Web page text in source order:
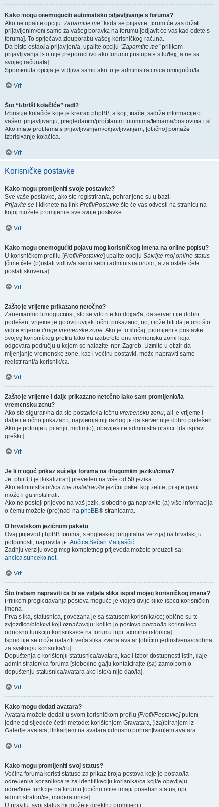
Kako mogu onemogućiti automatsko odjavljivanje s foruma?
Ako ne upalite opciju “Zapamtite me”kada se prijavite, forum će vas držati
prijavljenim/om samo za vašeg boravka na forumu [odjavit će vas kad odete s
foruma]. To sprječava zlouporabu vašeg korisničkog računa.
Da biste ostao/la prijavljen/a, upalite opciju “Zapamtite me”prilikom
prijavljivanja [što nije preporučljivo ako forumu pristupate s tuđeg, a ne sa
svojeg računala].
Spomenuta opcija je vidljiva samo ako ju je administrator/ica omogućio/la.
Vrh
Što “Izbriši kolačiće” radi?
Izbrisuje kolačiće koje je kreirao phpBB, a koji, inače, sadrže informacije o
vašem prijavljivanju, pregledanim/pročitanim forumima/temama/postovima i sl.
Ako imate problema s prijavljivanjem/odjavljivanjem, [obično] pomaže
izbrisivanje kolačića.
Vrh
Korisničke postavke
Kako mogu promijeniti svoje postavke?
Sve vaše postavke, ako ste registriran/a, pohranjene su u bazi.
Prijavite se i kliknete na link Profil/Postavke što će vas odvesti na stranicu na
kojoj možete promijenite sve svoje postavke.
Vrh
Kako mogu onemogućiti pojavu mog korisničkog imena na online popisu?
U korisničkom profilu [Profil/Postavke] upalite opciju Sakrijte moj online status
[čime ćete (p)ostati vidljiv/a samo sebi i administratoru/ici, a za ostale ćete
postati skriven/a].
Vrh
Zašto je vrijeme prikazano netočno?
Zanemarimo li mogućnost, što se vrlo rijetko događa, da server nije dobro
podešen, vrijeme je gotovo uvijek točno prikazano, no, može biti da je ono što
vidite vrijeme druge vremenske zone. Ako je to slučaj, promijenite postavke
svojeg korisničkog profila tako da izaberete onu vremensku zonu koja
odgovara području u kojem se nalazite, npr. Zagreb. Uzmite u obzir da
mijenjanje vremenske zone, kao i većinu postavki, može napraviti samo
registrirani/a korisnik/ca.
Vrh
Zašto je vrijeme i dalje prikazano netočno iako sam promijenio/la
vremensku zonu?
Ako ste siguran/na da ste postavio/la točnu vremensku zonu, ali je vrijeme i
dalje netočno prikazano, najvjerojatniji razlog je da server nije dobro podešen.
Ako je potonje u pitanju, molim(o), obavijestite administratora/icu [da ispravi
grešku].
Vrh
Je li moguć prikaz sučelja foruma na drugom/im jeziku/cima?
Je. phpBB je [lokaliziran] preveden na više od 50 jezika.
Ako administrator/ica nije instalirao/la jezični paket koji želite, pitajte ga/ju
može li ga instalirati.
Ako ne postoji prijevod na vaš jezik, slobodno ga napravite (a) više informacija
o čemu možete (pro)naći na phpBB® stranicama.
O hrvatskom jezičnom paketu
Ovaj prijevod phpBB foruma, s engleskog [originalna verzija] na hrvatski, u
potpunosti, napravila je: Ančica Sečan Matijaščić.
Zadnju verziju ovog mog kompletnog prijevoda možete preuzeti sa:
ancica.sunceko.net.
Vrh
Što trebam napraviti da bi se vidjela slika ispod mojeg korisničkog imena?
Prilikom pregledavanja postova moguće je vidjeti dvije slike ispod korisničkih
imena.
Prva slika, statusnica, povezana je sa statusom korisnika/ce; obično su to
zvjezdice/blokovi koji označavaju: koliko je postova postao/la korisnik/ca
odnosno funkciju korisnika/ce na forumu [npr. administrator/ica].
Ispod nje se može nalaziti veća slika zvana avatar [obično jedinstvena/osobna
za svakog/u korisnika/cu].
Dopuštenja o korištenju statusnica/avatara, kao i izbor dostupnosti istih, daje
administrator/ica foruma [slobodno ga/ju kontaktirajte (sa) zamolbom o
dopuštenju statusnica/avatara ako isto/a nije dao/la].
Vrh
Kako mogu dodati avatara?
Avatara možete dodati u svom korisničkom profilu [Profil/Postavke]putem
jedne od sljedeće četiri metode: korištenjem Gravatara, (iza)biranjem iz
Galerije avatara, linkanjem na avatara odnosno pohranjivanjem avatara.
Vrh
Kako mogu promijeniti svoj status?
Većina foruma koristi statuse za prikaz broja postova koje je postao/la
određeni/a korisnik/ca te za identifikaciju korisnika/ca koji/e obavljaju
određene funkcije na forumu [obično oni/e imaju poseban status, npr.
administratori/ce, moderatori/ce].
U pravilu, svoj status ne možete direktno promijeniti.